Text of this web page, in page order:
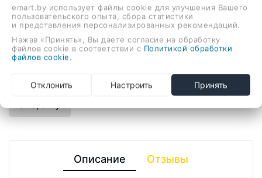
водяной, Ф-образный, нержавеющая сталь,
подключение нижнее (160 мм, 1"), 70x65 см, цвет:
множество вариантов
+
В корзину
Описание Отзывы
emart.by использует файлы cookie для улучшения Вашего
пользовательского опыта, сбора статистики
и представления персонализированных рекомендаций.
Нажав «Принять», Вы даете согласие на обработку
файлов cookie в соответствии с Политикой обработки
файлов cookie
Отклонить Настроить Принять